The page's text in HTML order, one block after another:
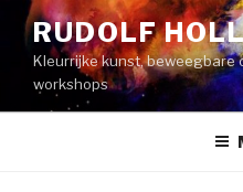
Naar
inhoud
springen
RUDOLF
Kleurrijke kunst, beweegbare
workshops